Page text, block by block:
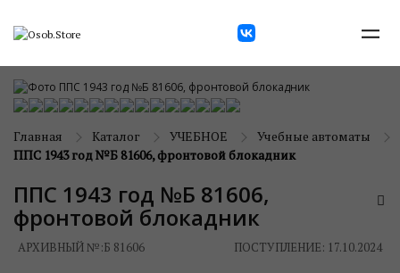
Главная Каталог УЧЕБНОЕ
Учебные автоматы
ППС 1943 год №Б 81606, фронтовой блокадник
ППС 1943 год №Б 81606,
фронтовой блокадник
АРХИВНЫЙ №:Б 81606 ПОСТУПЛЕНИЕ: 17.10.2024